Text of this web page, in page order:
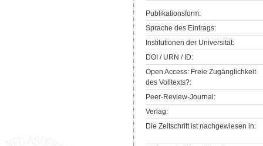
Publikationsform:
Sprache des Eintrags:
Institutionen der Universität:
DOI / URN / ID:
Open Access: Freie Zugänglichkeit
des Volltexts?:
Peer-Review-Journal:
Verlag:
Die Zeitschrift ist nachgewiesen in: